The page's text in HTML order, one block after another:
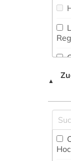
(3)
(71)
▲